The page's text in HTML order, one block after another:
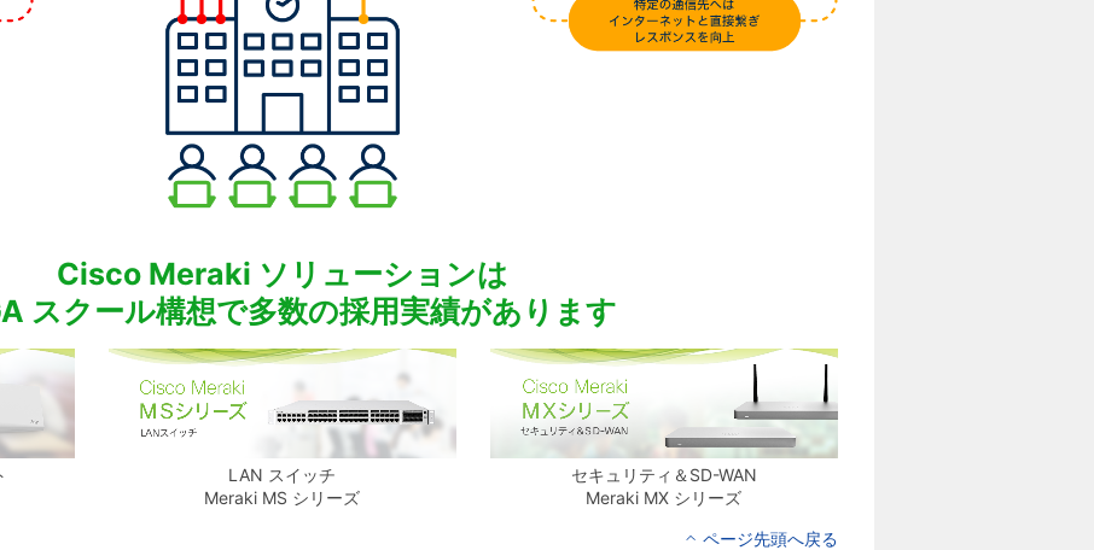
Cisco Meraki ソリューションは
スクール構想で多数の採用実績があります
LAN スイッチ
Meraki MS シリーズ
セキュリティ＆SD-WAN
Meraki MX シリーズ
ページ先頭へ戻る